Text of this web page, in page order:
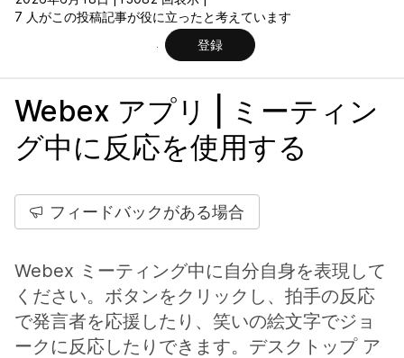
7 人がこの投稿記事が役に立ったと考えています
登録
Webex アプリ | ミーティン
グ中に反応を使用する
フィードバックがある場合
Webex ミーティング中に自分自身を表現して
ください。ボタンをクリックし、拍手の反応
で発言者を応援したり、笑いの絵文字でジョ
ークに反応したりできます。デスクトップ ア